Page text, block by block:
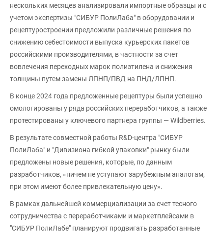
нескольких месяцев анализировали импортные образцы и с
учетом экспертизы "СИБУР ПолиЛаба" в оборудовании и
рецептуростроении предложили различные решения по
снижению себестоимости выпуска курьерских пакетов
российскими производителями, в частности за счет
вовлечения переходных марок полиэтилена и снижения
толщины путем замены ЛПНП/ПВД на ПНД/ЛПНП.
В конце 2024 года предложенные рецептуры были успешно
омологированы у ряда российских переработчиков, а также
протестированы у ключевого партнера группы — Wildberries.
В результате совместной работы R&D-центра "СИБУР
ПолиЛаба" и "Дивизиона гибкой упаковки" рынку были
предложены новые решения, которые, по данным
разработчиков, «ничем не уступают зарубежным аналогам,
при этом имеют более привлекательную цену».
В рамках дальнейшей коммерциализации за счет тесного
сотрудничества с переработчиками и маркетплейсами в
"СИБУР ПолиЛабе" планируют продвигать разработанные